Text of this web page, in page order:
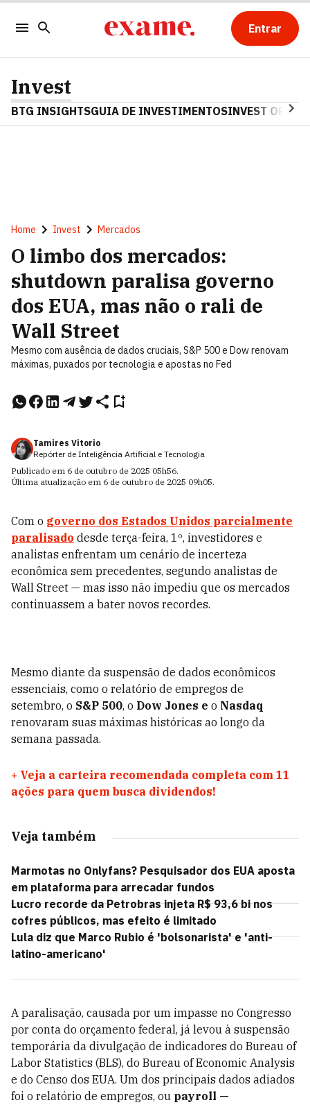
Entrar
Invest
BTG INSIGHTSGUIA DE INVESTIMENTOSINVEST OPINA
Home Invest Mercados
O limbo dos mercados:
shutdown paralisa governo
dos EUA, mas não o rali de
Wall Street
Mesmo com ausência de dados cruciais, S&P 500 e Dow renovam
máximas, puxados por tecnologia e apostas no Fed
Tamires Vitorio
Repórter de Inteligência Artificial e Tecnologia
Publicado em 6 de outubro de 2025 05h56.
Última atualização em 6 de outubro de 2025 09h05.
Com o governo dos Estados Unidos parcialmente
paralisado desde terça-feira, 1º, investidores e
analistas enfrentam um cenário de incerteza
econômica sem precedentes, segundo analistas de
Wall Street — mas isso não impediu que os mercados
continuassem a bater novos recordes.
Mesmo diante da suspensão de dados econômicos
essenciais, como o relatório de empregos de
setembro, o S&P 500, o Dow Jones e o Nasdaq
renovaram suas máximas históricas ao longo da
semana passada.
+ Veja a carteira recomendada completa com 11
ações para quem busca dividendos!
Veja também
Marmotas no Onlyfans? Pesquisador dos EUA aposta
em plataforma para arrecadar fundos
Lucro recorde da Petrobras injeta R$ 93,6 bi nos
cofres públicos, mas efeito é limitado
Lula diz que Marco Rubio é 'bolsonarista' e 'anti-
latino-americano'
A paralisação, causada por um impasse no Congresso
por conta do orçamento federal, já levou à suspensão
temporária da divulgação de indicadores do Bureau of
Labor Statistics (BLS), do Bureau of Economic Analysis
e do Censo dos EUA. Um dos principais dados adiados
foi o relatório de empregos, ou payroll —